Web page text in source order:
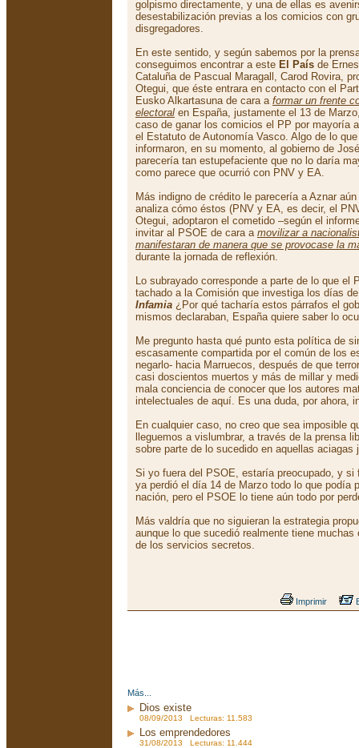
golpismo directamente, y una de ellas es
desestabilización previas a los comicios con
disgregadores.
En este sentido, y según sabemos por la
conseguimos encontrar a este El País de
Cataluña de Pascual Maragall, Carod Rovira,
Otegui, que éste entrara en contacto con el
Eusko Alkartasuna de cara a formar un frente
electoral en España, justamente el 13 de
caso de ganar los comicios el PP por mayoría
el Estatuto de Autonomía Vasco. Algo de lo
informaron, en su momento, al gobierno de
parecería tan estupefaciente que no lo daría
como parece que ocurrió con PNV y EA.
Más indigno de crédito le parecería a Aznar
analiza cómo éstos (PNV y EA, es decir, el
Otegui, adoptaron el cometido –según el
invitar al PSOE de cara a movilizar a
manifestaran de manera que se provocase la
durante la jornada de reflexión.
Lo subrayado corresponde a parte de lo que el
tachado a la Comisión que investiga los días
Infamia ¿Por qué tacharía estos párrafos el
mismos declaraban, España quiere saber lo
Me pregunto hasta qué punto esta política de
escasamente compartida por el común de los
negarlo- hacia Marruecos, después de que
casi doscientos muertos y más de millar y
mala conciencia de conocer que los autores
intelectuales de aquí. Es una duda, por ahora,
En cualquier caso, no creo que sea imposible
lleguemos a vislumbrar, a través de la prensa
sobre parte de lo sucedido en aquellas aciagas
Si yo fuera del PSOE, estaría preocupado, y
ya perdió el día 14 de Marzo todo lo que podía
nación, pero el PSOE lo tiene aún todo por
Más valdría que no siguieran la estrategia
aunque lo que sucedió realmente tiene
de los servicios secretos.
Imprimir
Más...
Dios existe
08/09/2013 Lecturas: 11.583
Los emprendedores
31/08/2013 Lecturas: 11.444